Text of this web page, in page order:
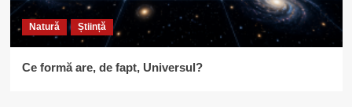
Natură Știință
Ce formă are, de fapt, Universul?